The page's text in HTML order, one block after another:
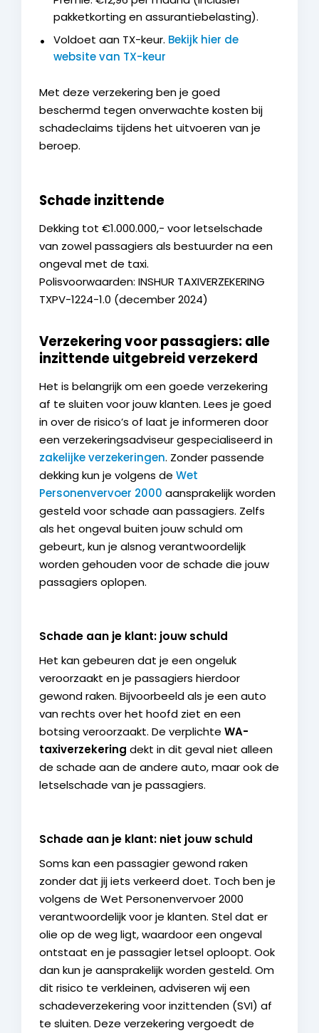
pakketkorting en assurantiebelasting).
Voldoet aan TX-keur. Bekijk hier de
website van TX-keur
Met deze verzekering ben je goed
beschermd tegen onverwachte kosten bij
schadeclaims tijdens het uitvoeren van je
beroep.
Schade inzittende
Dekking tot €1.000.000,- voor letselschade
van zowel passagiers als bestuurder na een
ongeval met de taxi.
Polisvoorwaarden: INSHUR TAXIVERZEKERING
TXPV-1224-1.0 (december 2024)
Verzekering voor passagiers: alle
inzittende uitgebreid verzekerd
Het is belangrijk om een goede verzekering
af te sluiten voor jouw klanten. Lees je goed
in over de risico’s of laat je informeren door
een verzekeringsadviseur gespecialiseerd in
zakelijke verzekeringen. Zonder passende
dekking kun je volgens de Wet
Personenvervoer 2000 aansprakelijk worden
gesteld voor schade aan passagiers. Zelfs
als het ongeval buiten jouw schuld om
gebeurt, kun je alsnog verantwoordelijk
worden gehouden voor de schade die jouw
passagiers oplopen.
Schade aan je klant: jouw schuld
Het kan gebeuren dat je een ongeluk
veroorzaakt en je passagiers hierdoor
gewond raken. Bijvoorbeeld als je een auto
van rechts over het hoofd ziet en een
botsing veroorzaakt. De verplichte WA-
taxiverzekering dekt in dit geval niet alleen
de schade aan de andere auto, maar ook de
letselschade van je passagiers.
Schade aan je klant: niet jouw schuld
Soms kan een passagier gewond raken
zonder dat jij iets verkeerd doet. Toch ben je
volgens de Wet Personenvervoer 2000
verantwoordelijk voor je klanten. Stel dat er
olie op de weg ligt, waardoor een ongeval
ontstaat en je passagier letsel oploopt. Ook
dan kun je aansprakelijk worden gesteld. Om
dit risico te verkleinen, adviseren wij een
schadeverzekering voor inzittenden (SVI) af
te sluiten. Deze verzekering vergoedt de